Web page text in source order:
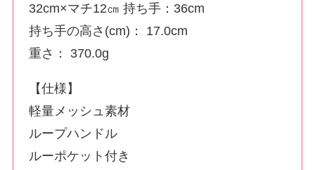
32cm×マチ12㎝ 持ち手：36cm
持ち手の高さ(cm)： 17.0cm
重さ： 370.0g
【仕様】
軽量メッシュ素材
ループハンドル
ルーポケット付き